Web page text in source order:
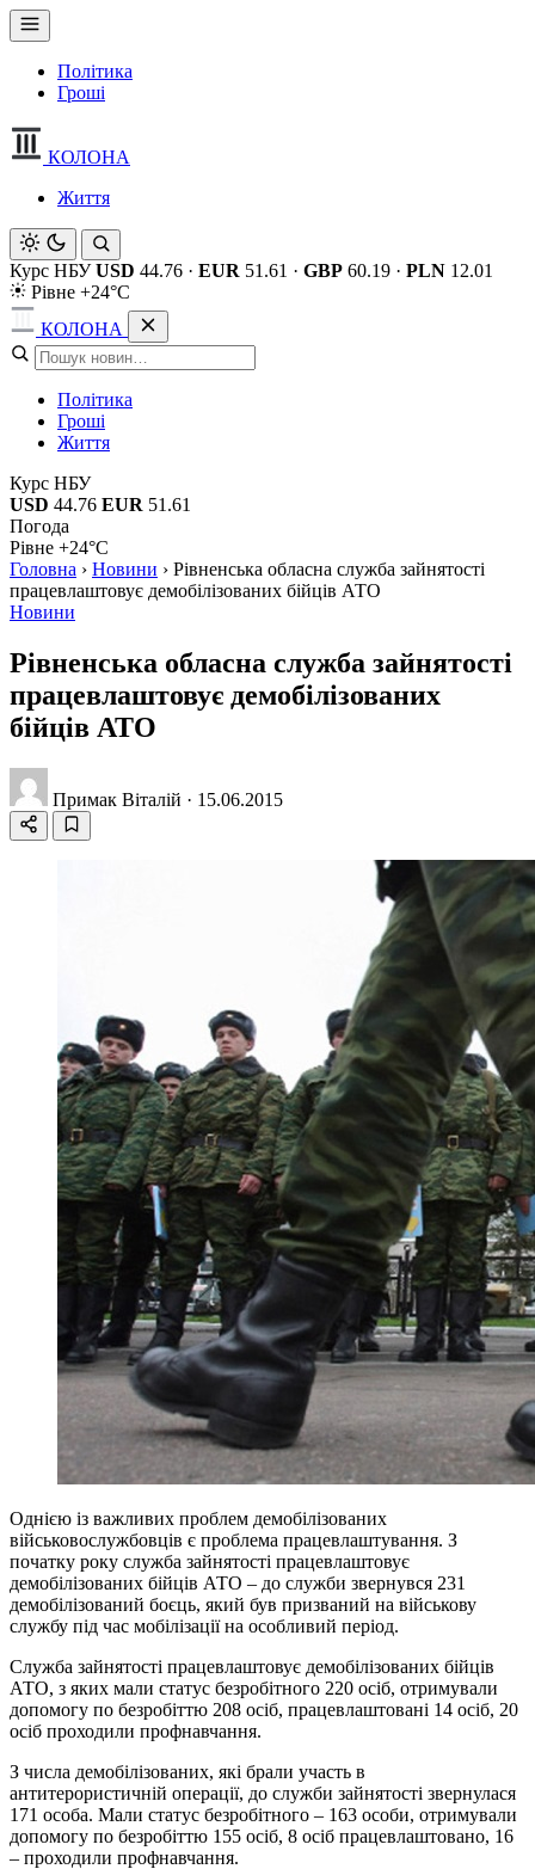
Політика
Гроші
КОЛОНА
Життя
Курс НБУ USD 44.76 · EUR 51.61 · GBP 60.19 · PLN 12.01
Рівне +24°C
КОЛОНА
Політика
Гроші
Життя
Курс НБУ
USD 44.76 EUR 51.61
Погода
Рівне +24°C
Головна › Новини › Рівненська обласна служба зайнятості
працевлаштовує демобілізованих бійців АТО
Новини
Рівненська обласна служба зайнятості
працевлаштовує демобілізованих
бійців АТО
Примак Віталій · 15.06.2015
Однією із важливих проблем демобілізованих
військовослужбовців є проблема працевлаштування. З
початку року служба зайнятості працевлаштовує
демобілізованих бійців АТО – до служби звернувся 231
демобілізований боєць, який був призваний на військову
службу під час мобілізації на особливий період.
Служба зайнятості працевлаштовує демобілізованих бійців
АТО, з яких мали статус безробітного 220 осіб, отримували
допомогу по безробіттю 208 осіб, працевлаштовані 14 осіб, 20
осіб проходили профнавчання.
З числа демобілізованих, які брали участь в
антитерористичній операції, до служби зайнятості звернулася
171 особа. Мали статус безробітного – 163 особи, отримували
допомогу по безробіттю 155 осіб, 8 осіб працевлаштовано, 16
– проходили профнавчання.